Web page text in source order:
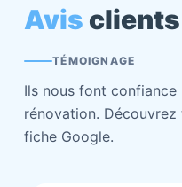
Avis clients
TÉMOIGNAGE
Ils nous font
rénovation.
fiche Google.